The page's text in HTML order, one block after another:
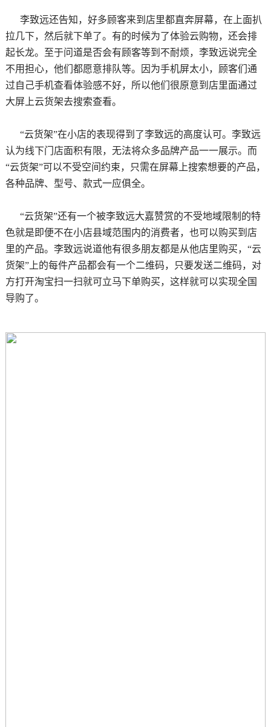
李致远还告知，好多顾客来到店里都直奔屏幕，在上面扒
拉几下，然后就下单了。有的时候为了体验云购物，还会排
起长龙。至于问道是否会有顾客等到不耐烦，李致远说完全
不用担心，他们都愿意排队等。因为手机屏太小，顾客们通
过自己手机查看体验感不好，所以他们很原意到店里面通过
大屏上云货架去搜索查看。
“云货架”在小店的表现得到了李致远的高度认可。李致远
认为线下门店面积有限，无法将众多品牌产品一一展示。而
“云货架”可以不受空间约束，只需在屏幕上搜索想要的产品，
各种品牌、型号、款式一应俱全。
“云货架”还有一个被李致远大嘉赞赏的不受地域限制的特
色就是即便不在小店县域范围内的消费者，也可以购买到店
里的产品。李致远说道他有很多朋友都是从他店里购买，“云
货架”上的每件产品都会有一个二维码，只要发送二维码，对
方打开淘宝扫一扫就可立马下单购买，这样就可以实现全国
导购了。